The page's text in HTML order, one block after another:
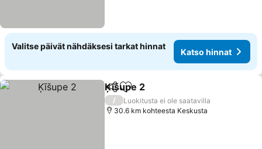
Valitse päivät nähdäksesi tarkat hinnat
Katso hinnat
Jaa Lisää suosikkeihin
Ķīšupe 2
/
Luokitusta ei ole saatavilla
30.6 km kohteesta Keskusta